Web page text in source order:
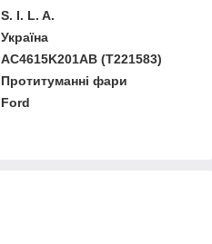
S. I. L. A.
Україна
AC4615K201AB (T221583)
Протитуманні фари
Ford